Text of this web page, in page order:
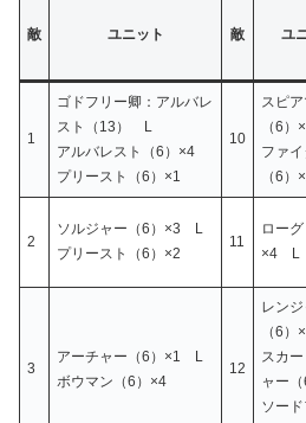
敵 ユニット 敵 ユ
1
ゴドフリー卿：アルバレ
スト（13） L
アルバレスト（6）×4
プリースト（6）×1
10
スピ
（6
ファ
（6）
2
ソルジャー（6）×3 L
プリースト（6）×2
11
ローグ
×4 L
3
アーチャー（6）×1 L
ボウマン（6）×4
12
レン
（6
スカ
ャー
ソー